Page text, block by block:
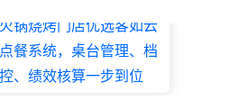
锅烧烤门店优选客如云
餐系统，桌台管理、档
、绩效核算一步到位